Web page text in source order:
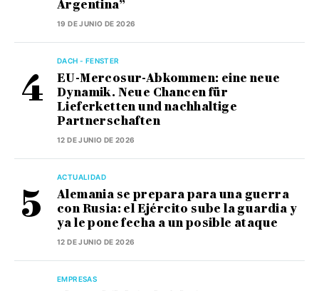
Argentina”
19 DE JUNIO DE 2026
DACH - FENSTER
EU-Mercosur-Abkommen: eine neue
Dynamik. Neue Chancen für
Lieferketten und nachhaltige
Partnerschaften
12 DE JUNIO DE 2026
ACTUALIDAD
Alemania se prepara para una guerra
con Rusia: el Ejército sube la guardia y
ya le pone fecha a un posible ataque
12 DE JUNIO DE 2026
EMPRESAS